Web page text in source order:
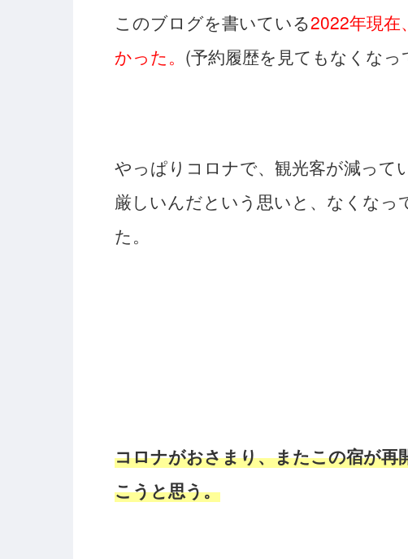
このブログを書いている2022年現
かった。 (予約履歴を見てもなくな
やっぱりコロナで、観光客が減って
厳しいんだという思いと、なくなっ
た。
コロナがおさまり、またこの宿が再
こうと思う。